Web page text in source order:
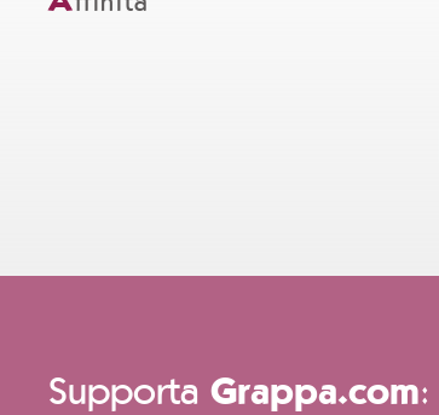
Supporta Grappa.com: